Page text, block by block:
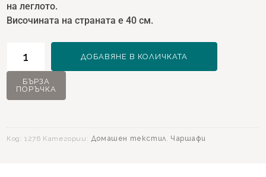
на леглото.
Височината на страната е 40 см.
XXL
New
за
ДОБАВЯНЕ В КОЛИЧКАТА
БЪРЗА
ПОРЪЧКА
Код:1276 Категории: Домашен текстил, Чаршафи